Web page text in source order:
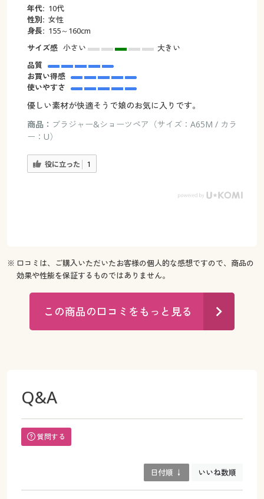
年代: 10代
性別: 女性
身長: 155～160cm
サイズ感 小さい
大きい
品質
お買い得感
使いやすさ
優しい素材が快適そうで娘のお気に入りです。
商品： ブラジャー&ショーツペア（サイズ：A65M / カラ
ー：U）
役に立った 1
※ 口コミは、ご購入いただいたお客様の個人的な感想ですので、商品の
効果や性能を保証するものではありません。
この商品の口コミをもっと見る
Q&A
質問する
日付順 ↓ いいね数順